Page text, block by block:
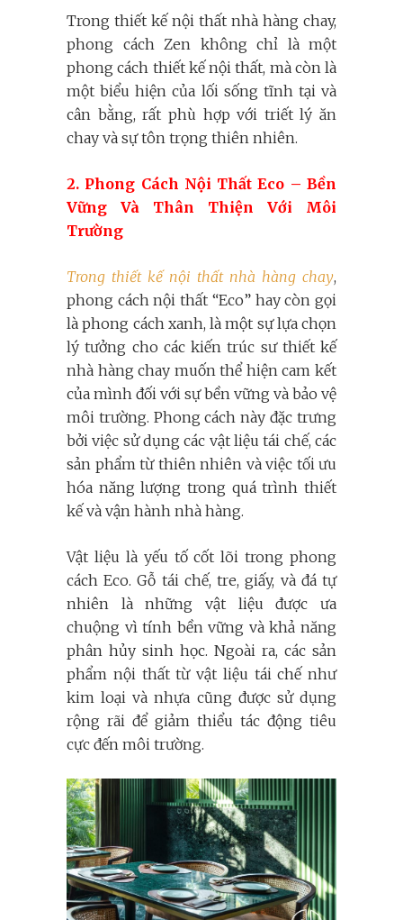
Trong thiết kế nội thất nhà hàng chay,
phong cách Zen không chỉ là một
phong cách thiết kế nội thất, mà còn là
một biểu hiện của lối sống tĩnh tại và
cân bằng, rất phù hợp với triết lý ăn
chay và sự tôn trọng thiên nhiên.
2. Phong Cách Nội Thất Eco – Bền
Vững Và Thân Thiện Với Môi
Trường
Trong thiết kế nội thất nhà hàng chay,
phong cách nội thất “Eco” hay còn gọi
là phong cách xanh, là một sự lựa chọn
lý tưởng cho các kiến trúc sư thiết kế
nhà hàng chay muốn thể hiện cam kết
của mình đối với sự bền vững và bảo vệ
môi trường. Phong cách này đặc trưng
bởi việc sử dụng các vật liệu tái chế, các
sản phẩm từ thiên nhiên và việc tối ưu
hóa năng lượng trong quá trình thiết
kế và vận hành nhà hàng.
Vật liệu là yếu tố cốt lõi trong phong
cách Eco. Gỗ tái chế, tre, giấy, và đá tự
nhiên là những vật liệu được ưa
chuộng vì tính bền vững và khả năng
phân hủy sinh học. Ngoài ra, các sản
phẩm nội thất từ vật liệu tái chế như
kim loại và nhựa cũng được sử dụng
rộng rãi để giảm thiểu tác động tiêu
cực đến môi trường.